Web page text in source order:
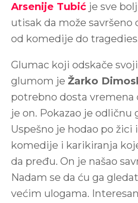
Arsenije Tubić je sve
utisak da može savršeno
od komedije do
Glumac koji odskače
glumom jeŽarko
potrebno dosta vremena
je on. Pokazao je odličnu
Uspešno je hodao po žici
komedije i karikiranja
da pređu. On je našao
Nadam se da ću ga
većim ulogama.